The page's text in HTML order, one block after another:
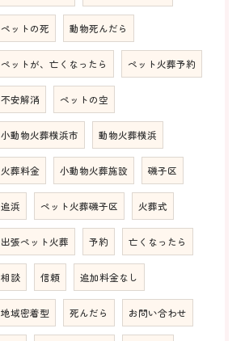
ペットの死 動物死んだら
ペットが、亡くなったら ペット火葬予約
不安解消 ペットの空
小動物火葬横浜市 動物火葬横浜
火葬料金 小動物火葬施設 磯子区
追浜 ペット火葬磯子区 火葬式
出張ペット火葬 予約 亡くなったら
相談 信頼 追加料金なし
地域密着型 死んだら お問い合わせ